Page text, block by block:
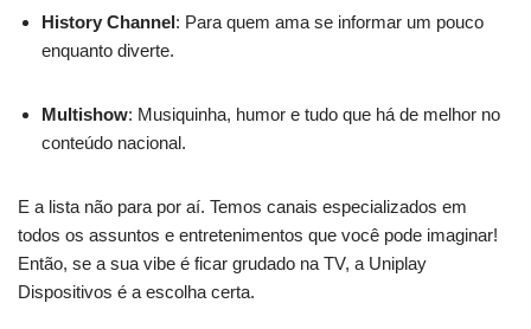
History Channel: Para quem ama se informar um pouco
enquanto diverte.
Multishow: Musiquinha, humor e tudo que há de melhor no
conteúdo nacional.
E a lista não para por aí. Temos canais especializados em
todos os assuntos e entretenimentos que você pode imaginar!
Então, se a sua vibe é ficar grudado na TV, a Uniplay
Dispositivos é a escolha certa.